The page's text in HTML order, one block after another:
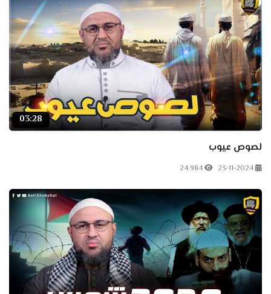
03:28
لصوص عيوب
23-11-2024
24.984